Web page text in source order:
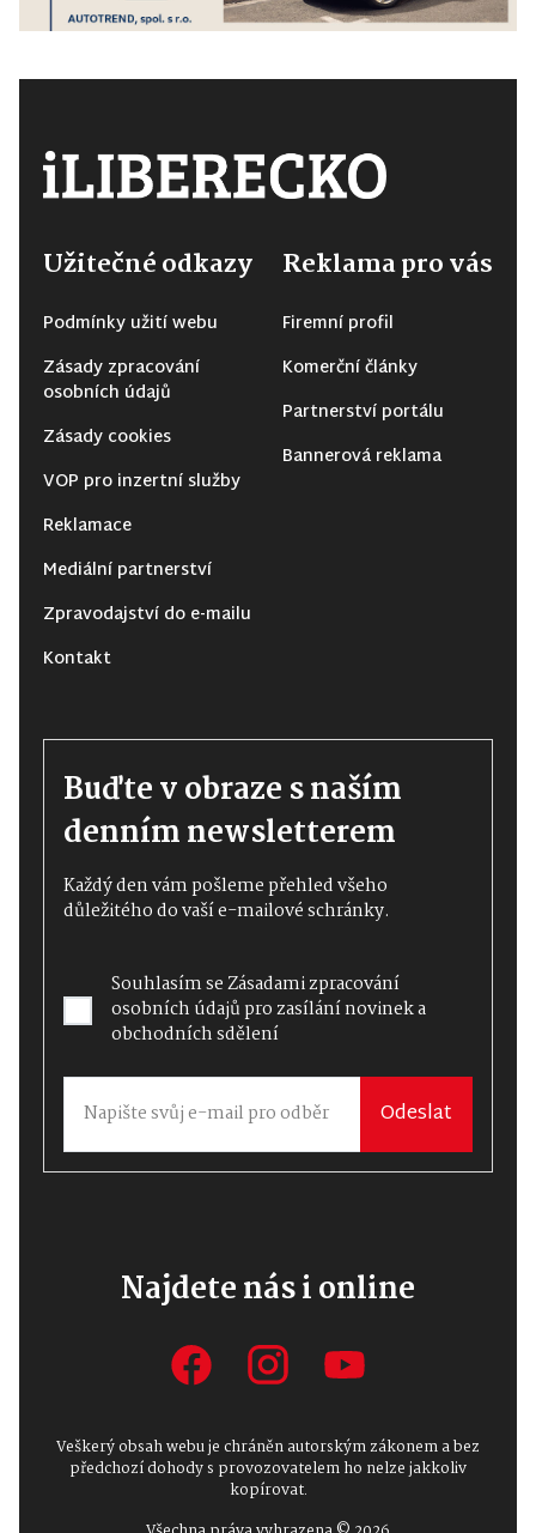
Užitečné odkazy
Podmínky užití webu
Zásady zpracování
osobních údajů
Zásady cookies
VOP pro inzertní služby
Reklamace
Mediální partnerství
Zpravodajství do e-mailu
Kontakt
Reklama pro vás
Firemní profil
Komerční články
Partnerství portálu
Bannerová reklama
Buďte v obraze s naším
denním newsletterem
Každý den vám pošleme přehled všeho
důležitého do vaší e-mailové schránky.
Souhlasím seZásadami zpracování
osobních údajůpro zasílání novinek a
obchodních sdělení
Odeslat
Najdete nás i online
Veškerý obsah webu je chráněn autorským zákonem a bez
předchozí dohody s provozovatelem ho nelze jakkoliv
kopírovat.